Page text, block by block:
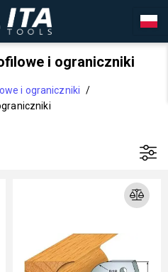
i ograniczniki
i ograniczniki /